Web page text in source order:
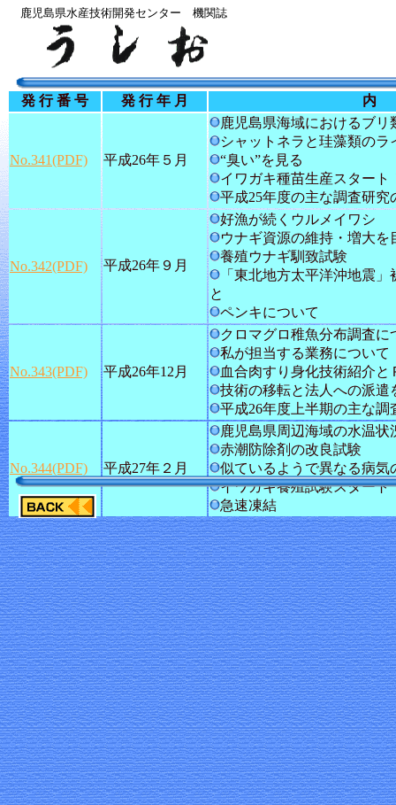
発 行 番 号 発 行 年 月
No.341(PDF) 平成26年５月
鹿児島県海域におけるブリ
シャットネラと珪藻類のラ
“臭い”を見る
イワガキ種苗生産スタート
平成25年度の主な調査研究
No.342(PDF) 平成26年９月
好漁が続くウルメイワシ
ウナギ資源の維持・増大を
養殖ウナギ馴致試験
「東北地方太平洋沖地震
と
ペンキについて
No.343(PDF) 平成26年12月
クロマグロ稚魚分布調査に
私が担当する業務について
血合肉すり身化技術紹介
技術の移転と法人への派遣
平成26年度上半期の主な調
No.344(PDF) 平成27年２月
鹿児島県周辺海域の水温状
赤潮防除剤の改良試験
似ているようで異なる病気
イワガキ養殖試験スタート
急速凍結
鹿児島県水産技術開発センター 機関誌